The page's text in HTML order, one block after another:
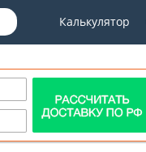
Калькулятор